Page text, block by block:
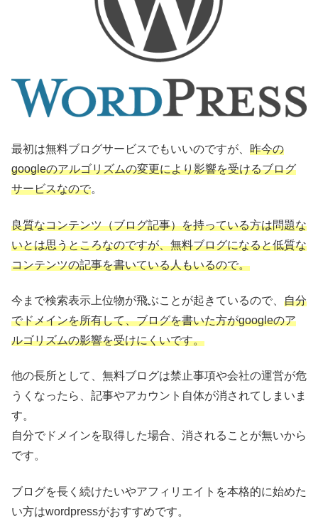
最初は無料ブログサービスでもいいのですが、 昨今の
googleのアルゴリズムの変更により影響を受けるブログ
サービスなので。
良質なコンテンツ（ブログ記事）を持っている方は問題な
いとは思うところなのですが、無料ブログになると低質な
コンテンツの記事を書いている人もいるので。
今まで検索表示上位物が飛ぶことが起きているので、 自分
でドメインを所有して、ブログを書いた方がgoogleのア
ルゴリズムの影響を受けにくいです。
他の長所として、無料ブログは禁止事項や会社の運営が危
うくなったら、記事やアカウント自体が消されてしまいま
す。
自分でドメインを取得した場合、消されることが無いから
です。
ブログを長く続けたいやアフィリエイトを本格的に始めた
い方はwordpressがおすすめです。